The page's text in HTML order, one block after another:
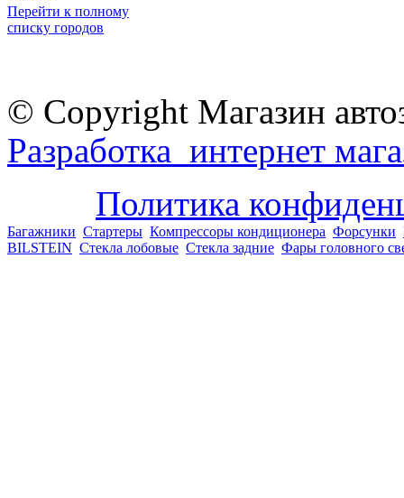
Перейти к полному
списку городов
© Copyright Магазин
Разработка интернет
Политика
Багажники Стартеры Компрессоры кондиционера Форсунки
BILSTEIN Стекла лобовые Стекла задние Фары головного